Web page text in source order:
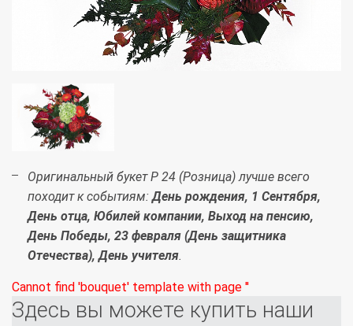
Оригинальный букет Р 24 (Розница) лучше всего
походит к событиям:День рождения, 1 Сентября,
День отца, Юбилей компании, Выход на пенсию,
День Победы, 23 февраля (День защитника
Отечества), День учителя.
Cannot find 'bouquet' template with page ''
Здесь вы можете купить наши